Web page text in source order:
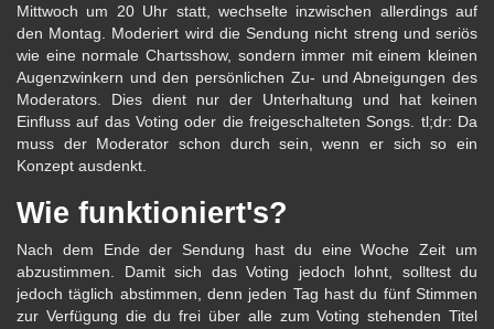
Mittwoch um 20 Uhr statt, wechselte inzwischen allerdings auf
den Montag. Moderiert wird die Sendung nicht streng und seriös
wie eine normale Chartsshow, sondern immer mit einem kleinen
Augenzwinkern und den persönlichen Zu- und Abneigungen des
Moderators. Dies dient nur der Unterhaltung und hat keinen
Einfluss auf das Voting oder die freigeschalteten Songs. tl;dr: Da
muss der Moderator schon durch sein, wenn er sich so ein
Konzept ausdenkt.
Wie funktioniert's?
Nach dem Ende der Sendung hast du eine Woche Zeit um
abzustimmen. Damit sich das Voting jedoch lohnt, solltest du
jedoch täglich abstimmen, denn jeden Tag hast du fünf Stimmen
zur Verfügung die du frei über alle zum Voting stehenden Titel